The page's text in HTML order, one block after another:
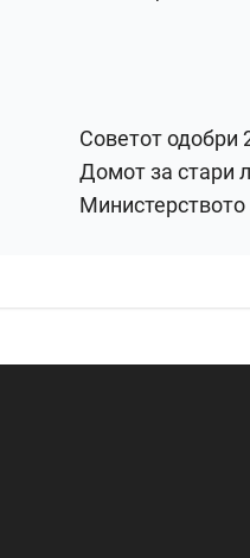
Советот одобри
Домот за стари